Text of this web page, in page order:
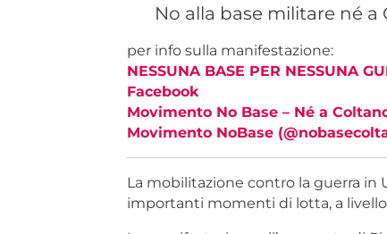
No alla base militare né
per info sulla manifestazione:
NESSUNA BASE PER NESSUNA
Facebook
Movimento No Base – Né a
Movimento NoBase
La mobilitazione contro la guerra in
importanti momenti di lotta, a